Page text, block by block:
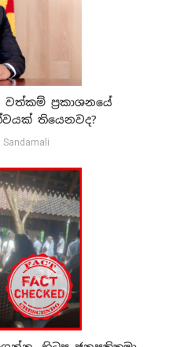
ප්‍රකාශනයේ
තියෙනවද?
Sandamali